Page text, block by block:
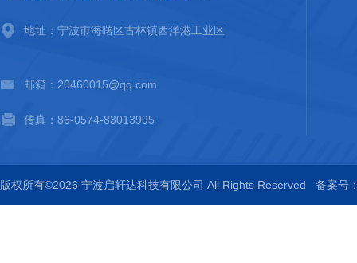
地址：宁波市海曙区古林镇西洋港工业区
邮箱：20460015@qq.com
传真：86-0574-83013995
版权所有©2026 宁波启轩达科技有限公司 All Rights Reserved 备案号